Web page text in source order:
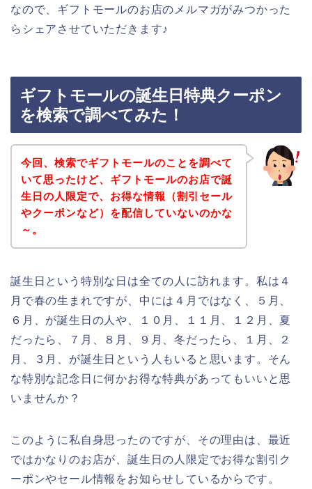
なので、ギフトモールのお店のメルマガがみつかった
らシェアさせていただきます♪
ギフトモールの誕生日特典クーポン
を検索で調べてみた！
今回、検索でギフトモールのことを調べて
いて思ったけど、ギフトモールのお店で誕
生日の人限定で、お得な情報（割引セール
やクーポンなど）を配信していないのかな
～。
誕生日という特別な日は全ての人に訪れます。私は４
月で春の生まれですが、中には４月ではなく、５月、
６月、が誕生日の人や、１０月、１１月、１２月、夏
だったら、７月、８月、９月、冬だったら、１月、２
月、３月、が誕生日という人もいると思います。そん
な特別な記念日に何かお得な特典があってもいいと思
いませんか？
このように私自身思ったのですが、その理由は、最近
ではかなりのお店が、誕生日の人限定でお得な割引ク
ーポンやセール情報をお知らせしているからです。